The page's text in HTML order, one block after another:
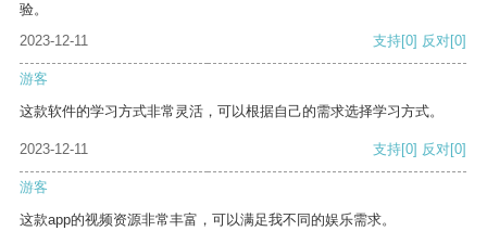
验。
2023-12-11
支持[0] 反对[0]
游客
这款软件的学习方式非常灵活，可以根据自己的需求选择学习方式。
2023-12-11 支持[0] 反对[0]
游客
这款app的视频资源非常丰富，可以满足我不同的娱乐需求。